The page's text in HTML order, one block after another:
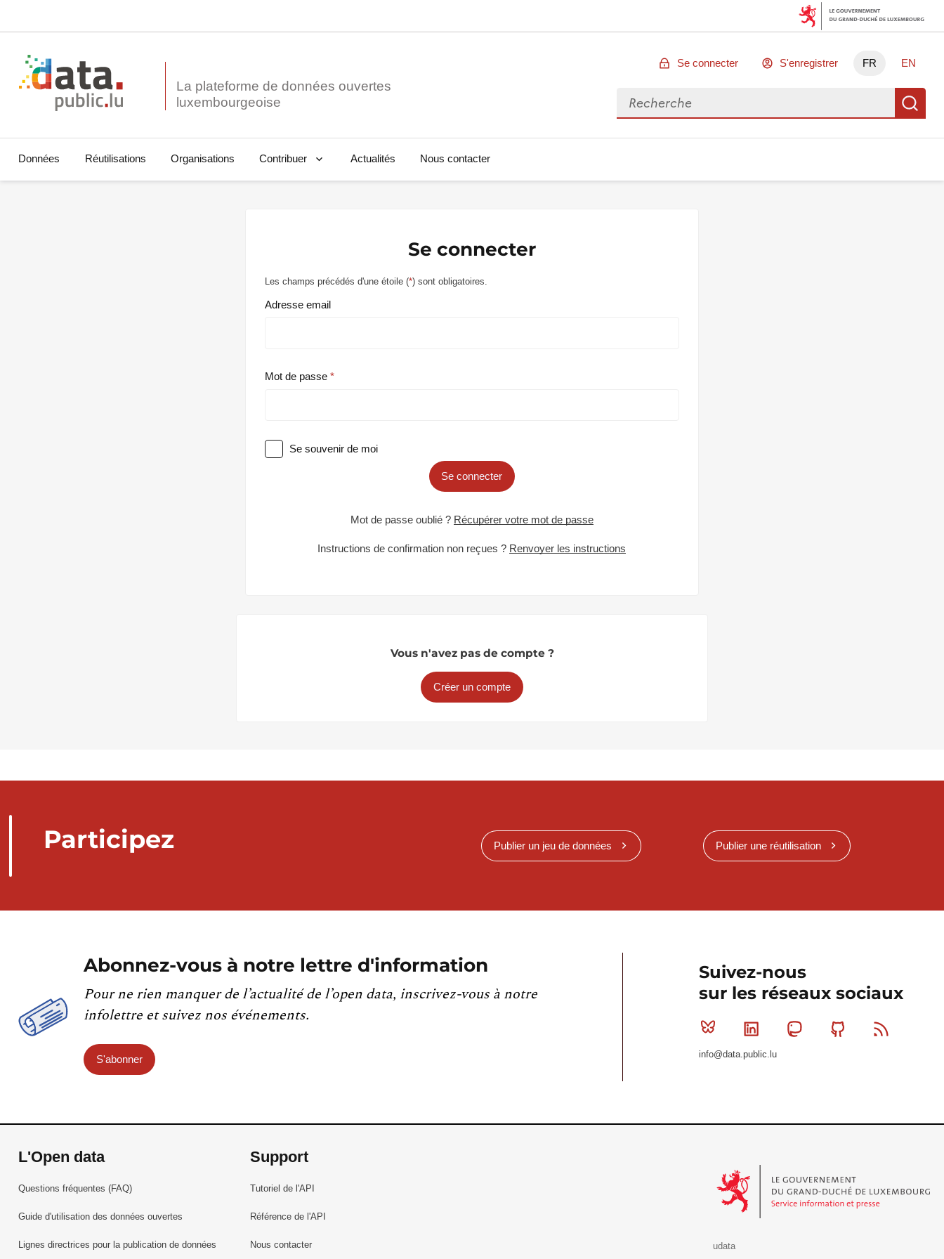
La plateforme de données ouvertes
Se connecter S'enregistrer FR EN
Rechercher des données
Données Réutilisations Organisations Contribuer Actualités Nous contacter
Se connecter
Les champs précédés d'une étoile (*) sont obligatoires.
Adresse email
Mot de passe
Se souvenir de moi
Se connecter
Mot de passe oublié ? Récupérer votre mot de passe
Instructions de confirmation non reçues ? Renvoyer les instructions
Vous n'avez pas de compte ?
Créer un compte
Participez Publier un jeu de données Publier une réutilisation
Abonnez-vous à notre lettre d'information
Pour ne rien manquer de l’actualité de l’open data, inscrivez-vous à notre
infolettre et suivez nos événements.
S'abonner
Suivez-nous
sur les réseaux sociaux
Bluesky Linkedin MastodonGithub
info@data.public.lu
L'Open data
Questions fréquentes (FAQ)
Guide d'utilisation des données ouvertes
Lignes directrices pour la publication de données
Support
Tutoriel de l'API
Référence de l'API
Nous contacter
udata